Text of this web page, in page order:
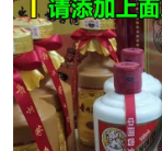
内
容